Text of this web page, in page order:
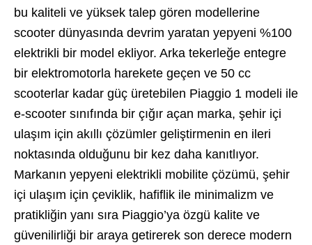
bu kaliteli ve yüksek talep gören modellerine
scooter dünyasında devrim yaratan yepyeni %100
elektrikli bir model ekliyor. Arka tekerleğe entegre
bir elektromotorla harekete geçen ve 50 cc
scooterlar kadar güç üretebilen Piaggio 1 modeli ile
e-scooter sınıfında bir çığır açan marka, şehir içi
ulaşım için akıllı çözümler geliştirmenin en ileri
noktasında olduğunu bir kez daha kanıtlıyor.
Markanın yepyeni elektrikli mobilite çözümü, şehir
içi ulaşım için çeviklik, hafiflik ile minimalizm ve
pratikliğin yanı sıra Piaggio’ya özgü kalite ve
güvenilirliği bir araya getirerek son derece modern